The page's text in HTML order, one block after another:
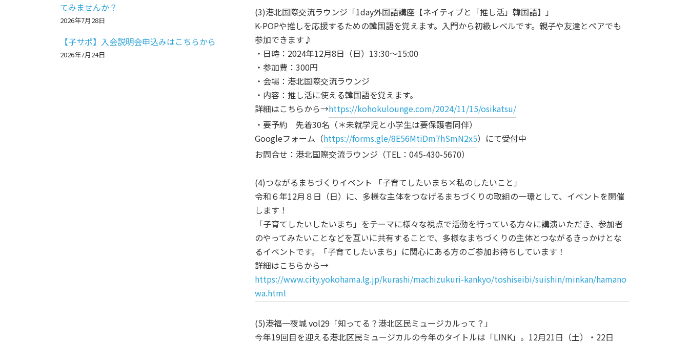
(3)港北国際交流ラウンジ「1day外国語講座【ネイティブと「推し活」韓国語】」
K-POPや推しを応援するための韓国語を覚えます。入門から初級レベルです。親子や友達とペアでも
参加できます♪
・日時：2024年12月8日（日）13:30～15:00
・参加費：300円
・会場：港北国際交流ラウンジ
・内容：推し活に使える韓国語を覚えます。
詳細はこちらから→https://kohokulounge.com/2024/11/15/osikatsu/
・要予約 先着30名（＊未就学児と小学生は要保護者同伴）
Googleフォーム（https://forms.gle/8E56MtiDm7hSmN2x5）にて受付中
お問合せ：港北国際交流ラウンジ（TEL：045-430-5670）
(4)つながるまちづくりイベント 「子育てしたいまち×私のしたいこと」
令和６年12月８日（日）に、多様な主体をつなげるまちづくりの取組の一環として、イベントを開催
します！
「子育てしたいしたいまち」をテーマに様々な視点で活動を行っている方々に講演いただき、参加者
のやってみたいことなどを互いに共有することで、多様なまちづくりの主体とつながるきっかけとな
るイベントです。「子育てしたいまち」に関心にある方のご参加お待ちしています！
詳細はこちらから→
https://www.city.yokohama.lg.jp/kurashi/machizukuri-kankyo/toshiseibi/suishin/minkan/hamano
wa.html
(5)港福一夜城 vol29「知ってる？港北区民ミュージカルって？」
今年19回目を迎える港北区民ミュージカルの今年のタイトルは「LINK」。12月21日（土）・22日
てみませんか？
2026年7月28日
【子サポ】入会説明会申込みはこちらから
2026年7月24日